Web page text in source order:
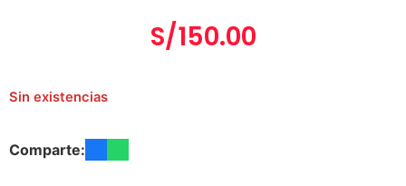
S/150.00
Sin existencias
Comparte: